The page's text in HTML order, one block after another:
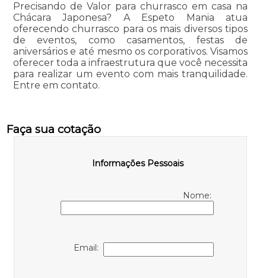
Precisando de Valor para churrasco em casa na
Chácara Japonesa? A Espeto Mania atua
oferecendo churrasco para os mais diversos tipos
de eventos, como casamentos, festas de
aniversários e até mesmo os corporativos. Visamos
oferecer toda a infraestrutura que você necessita
para realizar um evento com mais tranquilidade.
Entre em contato.
Faça sua cotação
Informações Pessoais
Nome:
Email: